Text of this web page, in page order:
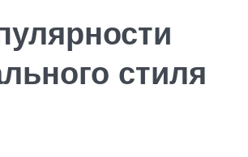
стиля